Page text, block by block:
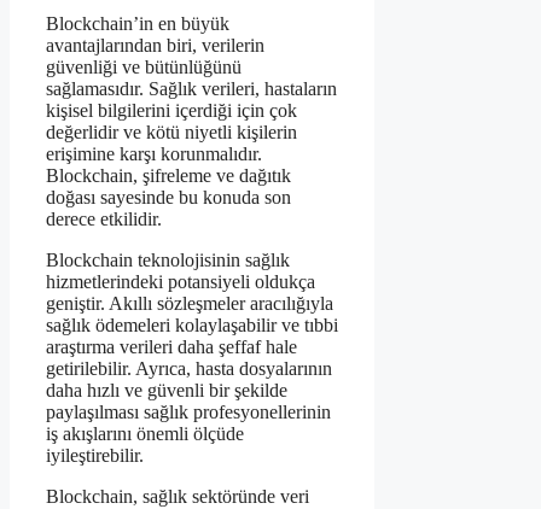
Blockchain’in en büyük
avantajlarından biri, verilerin
güvenliği ve bütünlüğünü
sağlamasıdır. Sağlık verileri, hastaların
kişisel bilgilerini içerdiği için çok
değerlidir ve kötü niyetli kişilerin
erişimine karşı korunmalıdır.
Blockchain, şifreleme ve dağıtık
doğası sayesinde bu konuda son
derece etkilidir.
Blockchain teknolojisinin sağlık
hizmetlerindeki potansiyeli oldukça
geniştir. Akıllı sözleşmeler aracılığıyla
sağlık ödemeleri kolaylaşabilir ve tıbbi
araştırma verileri daha şeffaf hale
getirilebilir. Ayrıca, hasta dosyalarının
daha hızlı ve güvenli bir şekilde
paylaşılması sağlık profesyonellerinin
iş akışlarını önemli ölçüde
iyileştirebilir.
Blockchain, sağlık sektöründe veri